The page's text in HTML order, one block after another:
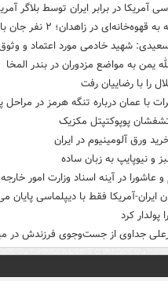
آمریکا در برابر ایران توسط بلاگر
در زاهدان؛ ۲ نفر جان باختند
شهید خادمی مورد اعتماد و
یمن به مواضع مزدوران در بندر المخا
را با رضاییان رفت
با عمان درباره تنگه هرمز در مراحل
پوپوکتپتل مکزیک
ورق آلومینیوم در ایران
و نیوپایپ به زبان ساده
در آینه اسناد وزارت امور خارجه
ایران-آمریکا فقط با دیپلماسی پایان
کرد
جداوی از جست‌وجوی فرزندش در